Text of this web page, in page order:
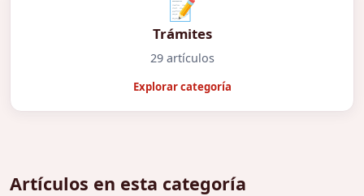
📝
Trámites
29 artículos
Explorar categoría
Artículos en esta categoría